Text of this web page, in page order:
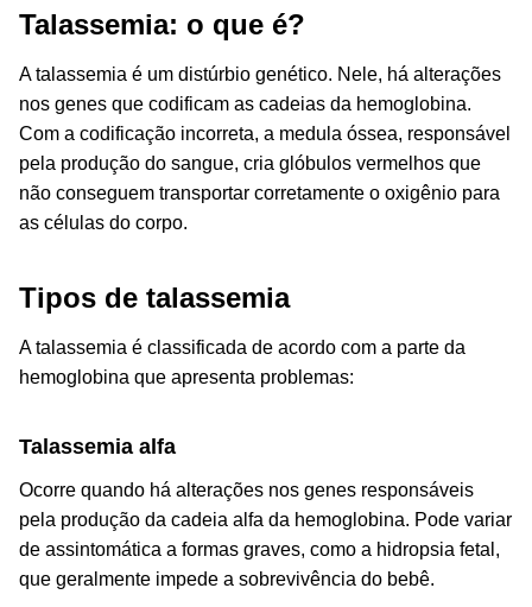
Talassemia: o que é?
A talassemia é um distúrbio genético. Nele, há alterações
nos genes que codificam as cadeias da hemoglobina.
Com a codificação incorreta, a medula óssea, responsável
pela produção do sangue, cria glóbulos vermelhos que
não conseguem transportar corretamente o oxigênio para
as células do corpo.
Tipos de talassemia
A talassemia é classificada de acordo com a parte da
hemoglobina que apresenta problemas:
Talassemia alfa
Ocorre quando há alterações nos genes responsáveis
pela produção da cadeia alfa da hemoglobina. Pode variar
de assintomática a formas graves, como a hidropsia fetal,
que geralmente impede a sobrevivência do bebê.